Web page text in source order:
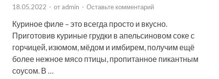
18.05.2022 - от admin - Оставьте комментарий
Куриное филе – это всегда просто и вкусно.
Приготовив куриные грудки в апельсиновом соке с
горчицей, изюмом, мёдом и имбирем, получим ещё
более нежное мясо птицы, пропитанное пикантным
соусом. В …